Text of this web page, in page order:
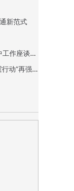
新范式
南方电网公司召开2025年营销服务领域年中工作座谈会暨营销助力海南封关运作启动会，要求 攻坚“十四五”圆满收官 谋划“十五五”开篇布局
中国能建聚焦“两个必须到”对安全生产 “雷霆行动”再强调、再部署、再落实